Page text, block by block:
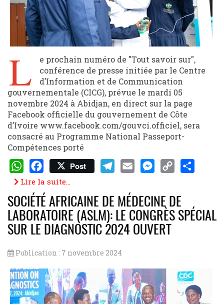
L
e prochain numéro de "Tout savoir sur",
conférence de presse initiée par le Centre
d’Information et de Communication
gouvernementale (CICG), prévue le mardi 05
novembre 2024 à Abidjan, en direct sur la page
Facebook officielle du gouvernement de Côte
d’Ivoire www.facebook.com/gouvci.officiel, sera
consacré au Programme National Passeport-
Compétences porté
WhatsApp
Facebook
Post
Link
Lire la suite...
SOCIÉTÉ AFRICAINE DE MÉDECINE DE
LABORATOIRE (ASLM): LE CONGRÈS SPÉCIAL
SUR LE DIAGNOSTIC 2024 OUVERT
Publication : 7 novembre 2024